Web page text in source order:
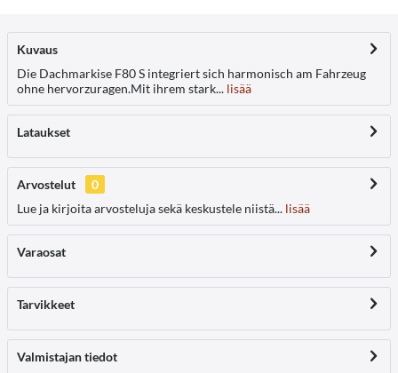
Kuvaus
Die Dachmarkise F80 S integriert sich harmonisch am Fahrzeug
ohne hervorzuragen.Mit ihrem stark... lisää
Lataukset
Arvostelut
0
Lue ja kirjoita arvosteluja sekä keskustele niistä... lisää
Varaosat
Tarvikkeet
Valmistajan tiedot